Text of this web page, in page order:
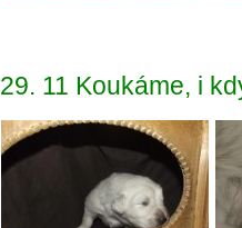
29. 11 Koukáme, i